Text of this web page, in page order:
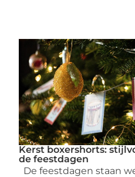
Kerst boxershorts:
de feestdagen
De feestdagen staan